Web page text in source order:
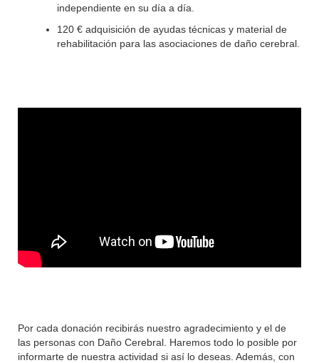
independiente en su día a día.
120 € adquisición de ayudas técnicas y material de
rehabilitación para las asociaciones de daño cerebral.
Por cada donación recibirás nuestro agradecimiento y el de
las personas con Daño Cerebral. Haremos todo lo posible por
informarte de nuestra actividad si así lo deseas. Además, con